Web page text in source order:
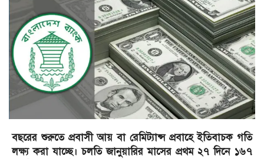
বছরের শুরুতে প্রবাসী আয় বা রেমিট্যান্স প্রবাহে ইতিবাচক গতি
লক্ষ্য করা যাচ্ছে। চলতি জানুয়ারির মাসের প্রথম ২৭ দিনে ১৬৭